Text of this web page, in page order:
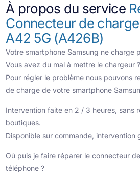
À propos du service
Connecteur de
A42 5G (A426B)
Votre smartphone Samsung ne charge
Vous avez du mal à mettre le chargeur ?
Pour régler le problème nous pouvons
de charge de votre smartphone
Intervention faite en 2 / 3 heures, sans
boutiques.
Disponible sur commande, intervention
Où puis je faire réparer le connecteur
téléphone ?